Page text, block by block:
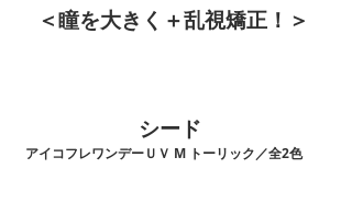
＜​瞳を大きく＋乱視矯正！＞
​シード
アイコフレワンデーＵＶ M トーリック／全2色